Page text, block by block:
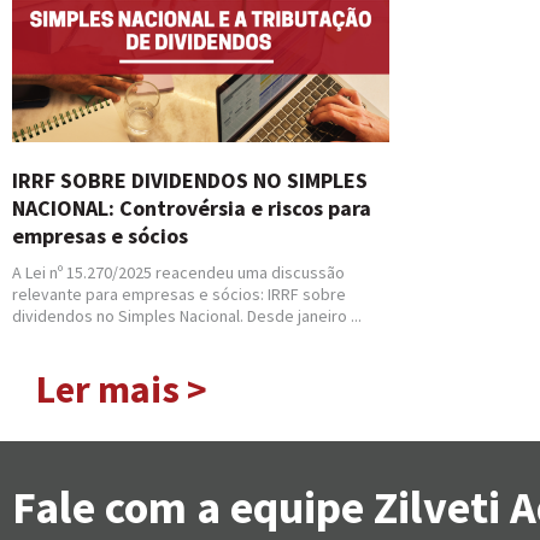
IRRF SOBRE DIVIDENDOS NO SIMPLES
NACIONAL: Controvérsia e riscos para
empresas e sócios
A Lei nº 15.270/2025 reacendeu uma discussão
relevante para empresas e sócios: IRRF sobre
dividendos no Simples Nacional. Desde janeiro ...
Ler mais >
Fale com a equipe Zilveti